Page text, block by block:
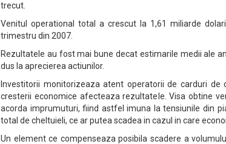
trecut.
Venitul operational total a crescut la 1,61 miliarde
trimestru din 2007.
Rezultatele au fost mai bune decat estimarile medii ale
dus la aprecierea actiunilor.
Investitorii monitorizeaza atent operatorii de carduri
cresterii economice afecteaza rezultatele. Visa obtine
acorda imprumuturi, fiind astfel imuna la tensiunile din
total de cheltuieli, ce ar putea scadea in cazul in care
Un element ce compenseaza posibila scadere a